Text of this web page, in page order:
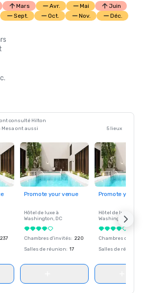
Mars Avr. Mai
Juin
Sept. Oct. Nov. Déc.
consulté Hilton
ont aussi
5 lieux
237
Promote your venue
Hôtel de luxe à
Washington, DC
Chambres d'invités: 220
Salles de réunion: 17
Promote your
Hôtel de luxe à
Washington
Chambres
Salles de réunion